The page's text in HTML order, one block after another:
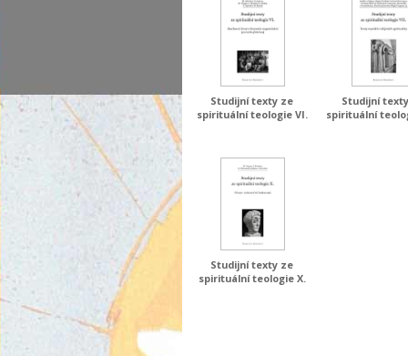
Studijní texty ze
spirituální teologie VI.
Studijní
spirituální
Studijní texty ze
spirituální teologie X.